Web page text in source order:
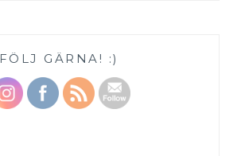
FÖLJ GÄRNA! :)